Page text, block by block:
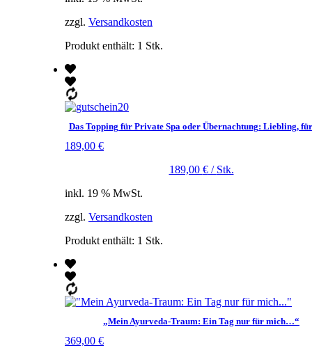
zzgl. Versandkosten
Produkt enthält: 1 Stk.
Das Topping für Private Spa oder Übernachtung: Liebling,
189,00 €
189,00 €/ Stk.
inkl. 19 % MwSt.
zzgl. Versandkosten
Produkt enthält: 1 Stk.
„Mein Ayurveda-Traum: Ein Tag nur für mich…“
369,00 €